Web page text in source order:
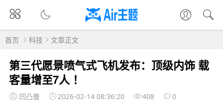
首页 科技 文章正文
第三代愿景喷气式飞机发布：顶级内饰 载
客量增至7人 ！
凹凸曼 2026-02-14 08:36:20 408 0